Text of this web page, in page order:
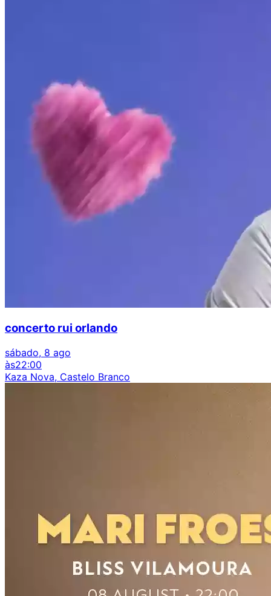
concerto rui orlando
sábado, 8 ago
às22:00
Kaza Nova, Castelo Branco